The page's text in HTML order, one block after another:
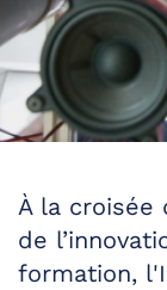
À la croisée
de
formation, l'